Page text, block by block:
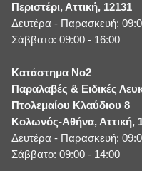
Περιστέρι, Αττική, 12131
Δευτέρα - Παρασκευή:
Σάββατο: 09:00 - 16:00
Κατάστημα No2
Παραλαβές & Ειδικές
Πτολεμαίου Κλαύδιου 8
Κολωνός-Αθήνα, Αττική,
Δευτέρα - Παρασκευή:
Σάββατο: 09:00 - 14:00